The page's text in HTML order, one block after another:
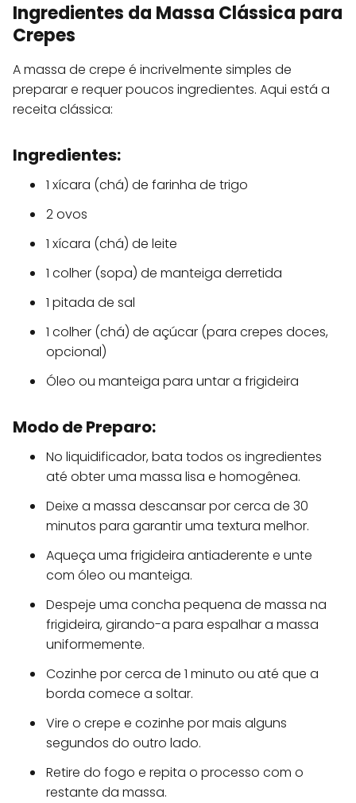
Ingredientes da Massa Clássica para
Crepes
A massa de crepe é incrivelmente simples de
preparar e requer poucos ingredientes. Aqui está a
receita clássica:
Ingredientes:
1 xícara (chá) de farinha de trigo
2 ovos
1 xícara (chá) de leite
1 colher (sopa) de manteiga derretida
1 pitada de sal
1 colher (chá) de açúcar (para crepes doces,
opcional)
Óleo ou manteiga para untar a frigideira
Modo de Preparo:
No liquidificador, bata todos os ingredientes
até obter uma massa lisa e homogênea.
Deixe a massa descansar por cerca de 30
minutos para garantir uma textura melhor.
Aqueça uma frigideira antiaderente e unte
com óleo ou manteiga.
Despeje uma concha pequena de massa na
frigideira, girando-a para espalhar a massa
uniformemente.
Cozinhe por cerca de 1 minuto ou até que a
borda comece a soltar.
Vire o crepe e cozinhe por mais alguns
segundos do outro lado.
Retire do fogo e repita o processo com o
restante da massa.